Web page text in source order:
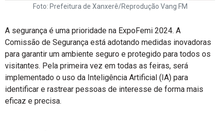
Foto: Prefeitura de Xanxerê/Reprodução Vang FM
A segurança é uma prioridade na ExpoFemi 2024. A
Comissão de Segurança está adotando medidas inovadoras
para garantir um ambiente seguro e protegido para todos os
visitantes. Pela primeira vez em todas as feiras, será
implementado o uso da Inteligência Artificial (IA) para
identificar e rastrear pessoas de interesse de forma mais
eficaz e precisa.